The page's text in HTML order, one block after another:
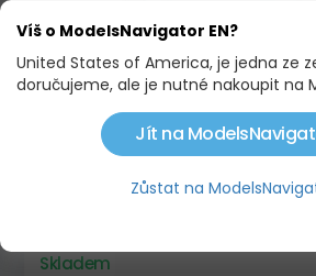
MEILLER GRANDLOAD MHPS
2 445,00 KČ
Skladem
Víš o ModelsNavigator EN?
United States of America, je jedna ze
doručujeme, ale je nutné nakoupit na
Jít na
Zůstat na